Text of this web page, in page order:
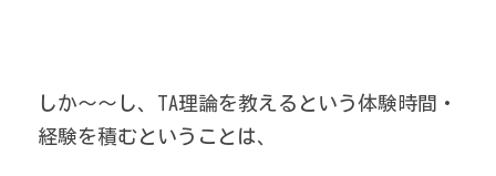
しか～～し、TA理論を教えるという体験時間・
経験を積むということは、